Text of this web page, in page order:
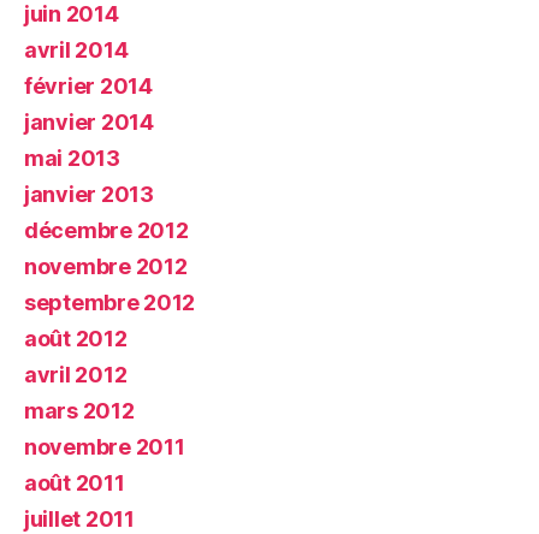
juin 2014
avril 2014
février 2014
janvier 2014
mai 2013
janvier 2013
décembre 2012
novembre 2012
septembre 2012
août 2012
avril 2012
mars 2012
novembre 2011
août 2011
juillet 2011